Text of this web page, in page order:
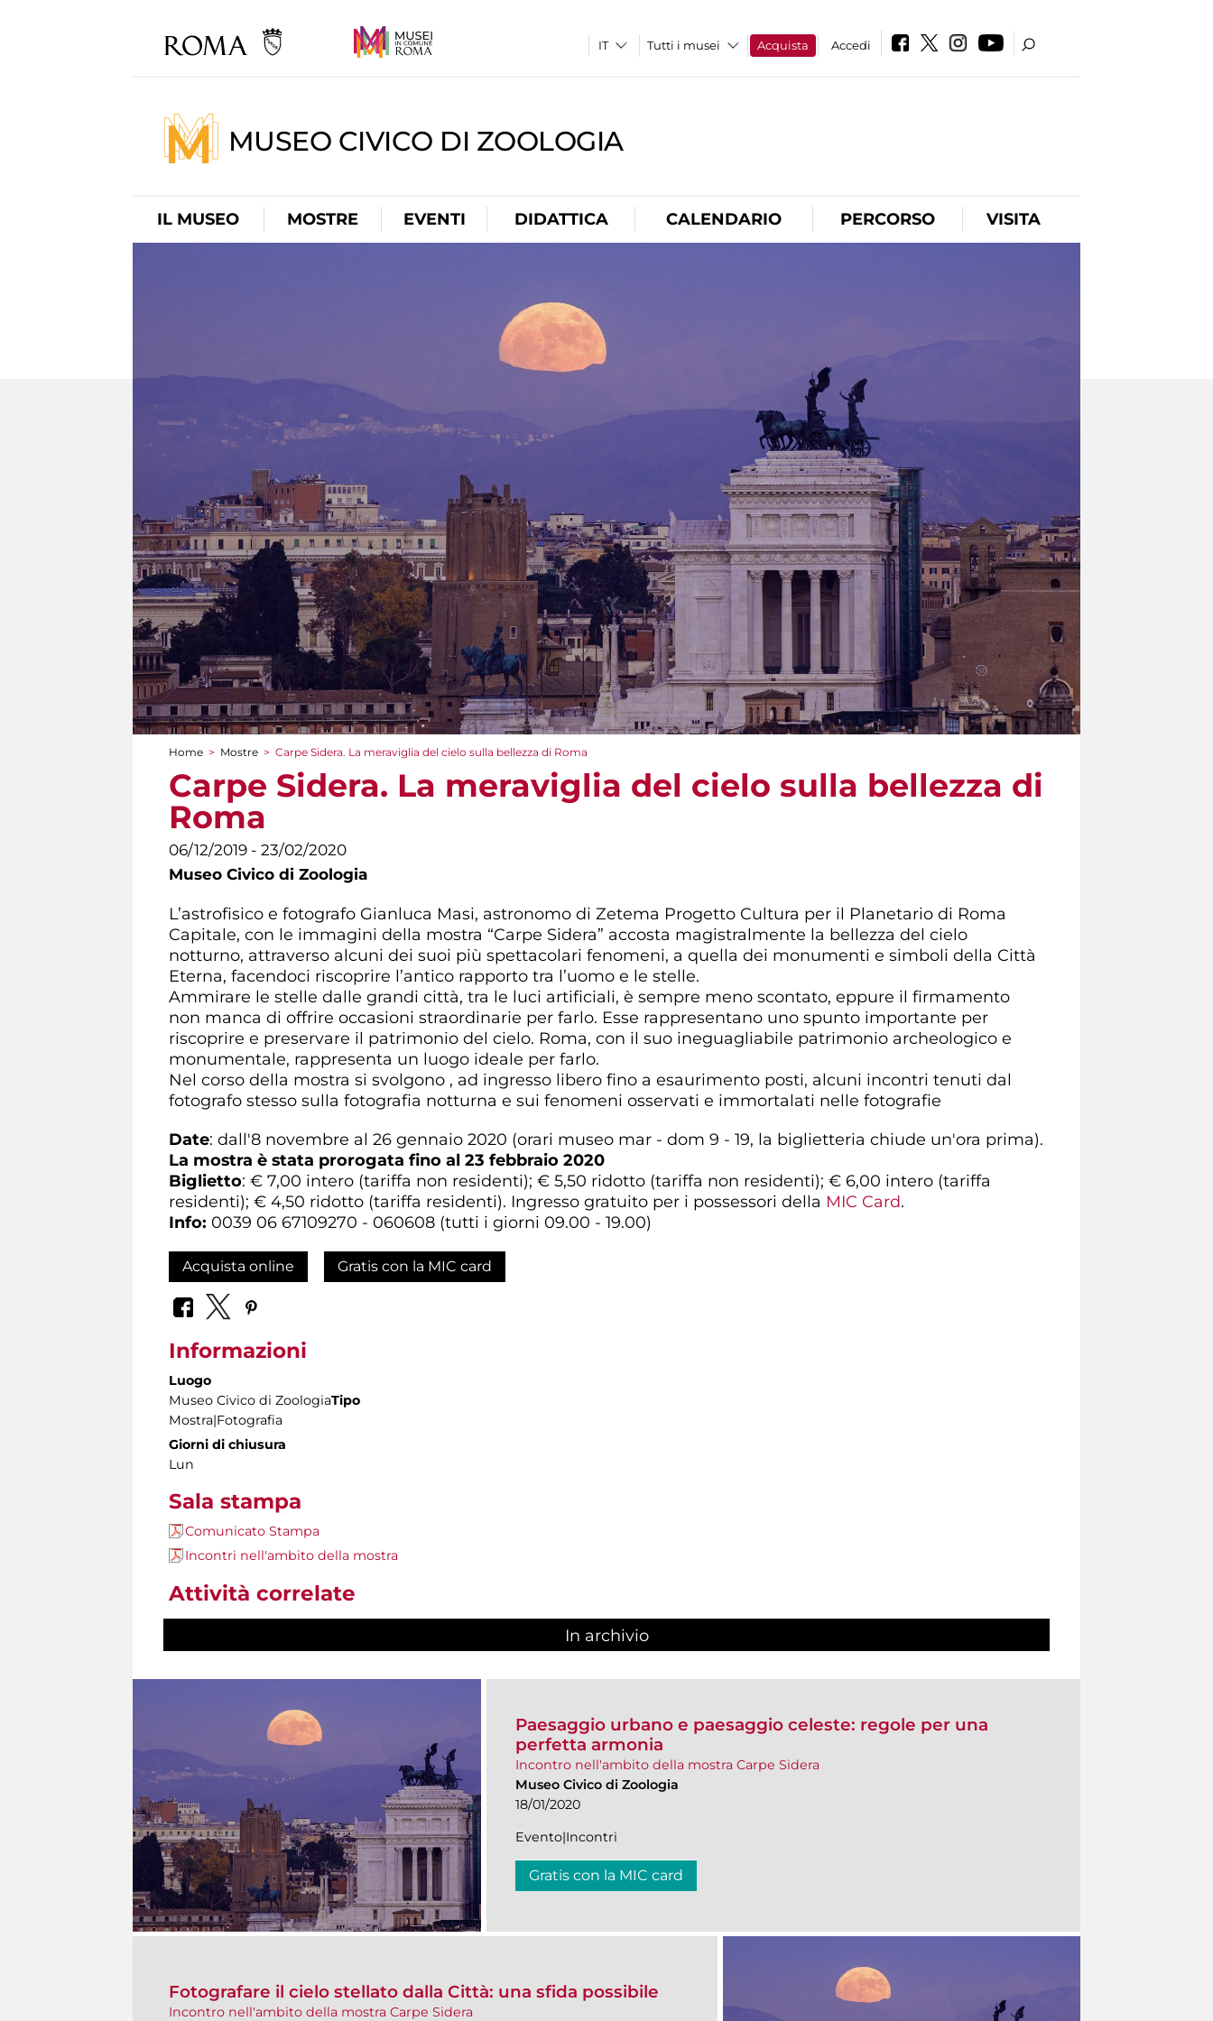
Tutti i musei Acquista Accedi
MUSEO CIVICO DI ZOOLOGIA
IL MUSEO MOSTRE EVENTI DIDATTICA CALENDARIO PERCORSO VISITA
Tu sei qui
Home > Mostre > Carpe Sidera. La meraviglia del cielo sulla bellezza di Roma
Carpe Sidera. La meraviglia del cielo sulla bellezza di
Roma
06/12/2019 - 23/02/2020
Museo Civico di Zoologia
L’astrofisico e fotografo Gianluca Masi, astronomo di Zetema Progetto Cultura per il Planetario di Roma
Capitale, con le immagini della mostra “Carpe Sidera” accosta magistralmente la bellezza del cielo
notturno, attraverso alcuni dei suoi più spettacolari fenomeni, a quella dei monumenti e simboli della Città
Eterna, facendoci riscoprire l’antico rapporto tra l’uomo e le stelle.
Ammirare le stelle dalle grandi città, tra le luci artificiali, è sempre meno scontato, eppure il firmamento
non manca di offrire occasioni straordinarie per farlo. Esse rappresentano uno spunto importante per
riscoprire e preservare il patrimonio del cielo. Roma, con il suo ineguagliabile patrimonio archeologico e
monumentale, rappresenta un luogo ideale per farlo.
Nel corso della mostra si svolgono , ad ingresso libero fino a esaurimento posti, alcuni incontri tenuti dal
fotografo stesso sulla fotografia notturna e sui fenomeni osservati e immortalati nelle fotografie
Date: dall'8 novembre al 26 gennaio 2020 (orari museo mar - dom 9 - 19, la biglietteria chiude un'ora prima).
La mostra è stata prorogata fino al 23 febbraio 2020
Biglietto: € 7,00 intero (tariffa non residenti); € 5,50 ridotto (tariffa non residenti); € 6,00 intero (tariffa
residenti); € 4,50 ridotto (tariffa residenti). Ingresso gratuito per i possessori della MIC Card.
Info: 0039 06 67109270 - 060608 (tutti i giorni 09.00 - 19.00)
Acquista online Gratis con la MIC card
Informazioni
Luogo
Museo Civico di ZoologiaTipo
Mostra|Fotografia
Giorni di chiusura
Lun
Sala stampa
Comunicato Stampa
Incontri nell'ambito della mostra
Attività correlate
In archivio
Paesaggio urbano e paesaggio celeste: regole per una
perfetta armonia
Incontro nell'ambito della mostra Carpe Sidera
Museo Civico di Zoologia
18/01/2020
Evento|Incontri
Gratis con la MIC card
Fotografare il cielo stellato dalla Città: una sfida possibile
Incontro nell'ambito della mostra Carpe Sidera